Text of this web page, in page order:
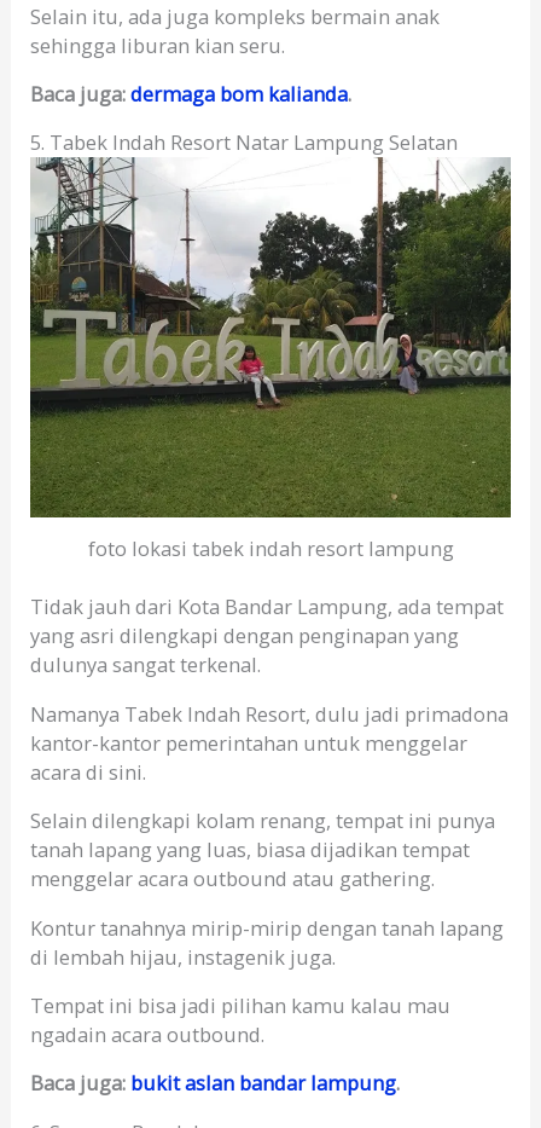
Selain itu, ada juga kompleks bermain anak
sehingga liburan kian seru.
Baca juga:dermaga bom kalianda.
5. Tabek Indah Resort Natar Lampung Selatan
foto lokasi tabek indah resort lampung
Tidak jauh dari Kota Bandar Lampung, ada tempat
yang asri dilengkapi dengan penginapan yang
dulunya sangat terkenal.
Namanya Tabek Indah Resort, dulu jadi primadona
kantor-kantor pemerintahan untuk menggelar
acara di sini.
Selain dilengkapi kolam renang, tempat ini punya
tanah lapang yang luas, biasa dijadikan tempat
menggelar acara outbound atau gathering.
Kontur tanahnya mirip-mirip dengan tanah lapang
di lembah hijau, instagenik juga.
Tempat ini bisa jadi pilihan kamu kalau mau
ngadain acara outbound.
Baca juga: bukit aslan bandar lampung.